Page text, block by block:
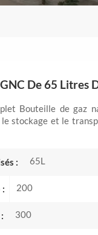
De 65 Litres
Bouteille de gaz
stockage et le
: 65L
: 200
300